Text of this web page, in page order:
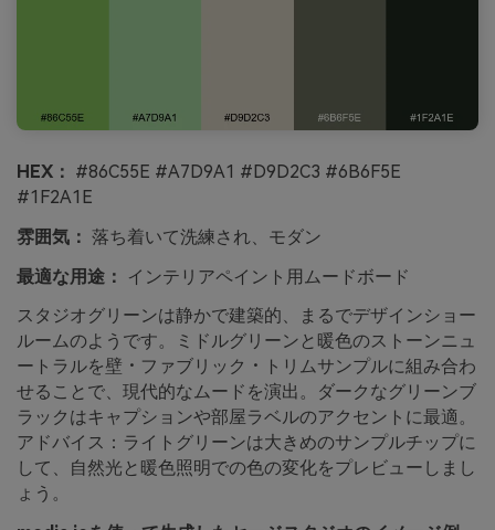
HEX： #86C55E #A7D9A1 #D9D2C3 #6B6F5E
#1F2A1E
雰囲気： 落ち着いて洗練され、モダン
最適な用途：
インテリアペイント用ムードボード
スタジオグリーンは静かで建築的、まるでデザインショー
ルームのようです。ミドルグリーンと暖色のストーンニュ
ートラルを壁・ファブリック・トリムサンプルに組み合わ
せることで、現代的なムードを演出。ダークなグリーンブ
ラックはキャプションや部屋ラベルのアクセントに最適。
アドバイス：ライトグリーンは大きめのサンプルチップに
して、自然光と暖色照明での色の変化をプレビューしまし
ょう。